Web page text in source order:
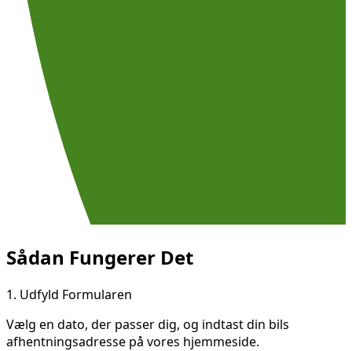
Sådan Fungerer Det
1. Udfyld Formularen
Vælg en dato, der passer dig, og indtast din bils
afhentningsadresse på vores hjemmeside.